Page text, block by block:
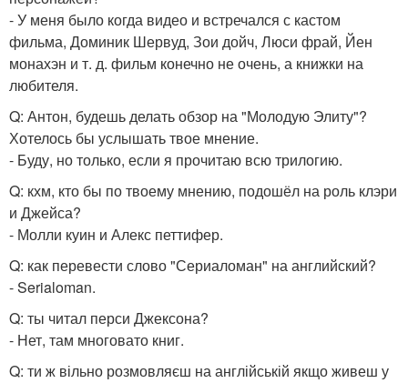
- У меня было когда видео и встречался с кастом
фильма, Доминик Шервуд, Зои дойч, Люси фрай, Йен
монахэн и т. д. фильм конечно не очень, а книжки на
любителя.
Q: Антон, будешь делать обзор на "Молодую Элиту"?
Хотелось бы услышать твое мнение.
- Буду, но только, если я прочитаю всю трилогию.
Q: кхм, кто бы по твоему мнению, подошёл на роль клэри
и Джейса?
- Молли куин и Алекс петтифер.
Q: как перевести слово "Сериаломан" на английский?
- Serialoman.
Q: ты читал перси Джексона?
- Нет, там многовато книг.
Q: ти ж вільно розмовляєш на англійській якщо живеш у